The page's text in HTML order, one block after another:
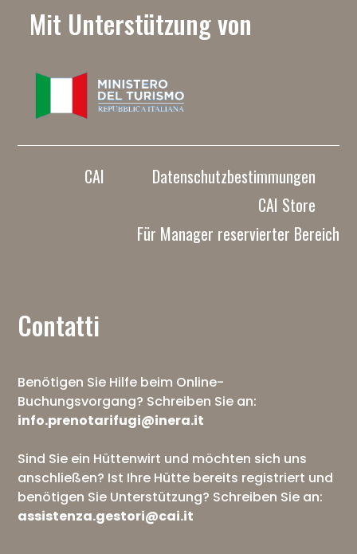
Mit Unterstützung von
CAI
Datenschutzbestimmungen
CAI Store
Für Manager reservierter Bereich
Contatti
Benötigen Sie Hilfe beim Online-
Buchungsvorgang? Schreiben Sie an:
info.prenotarifugi@inera.it
Sind Sie ein Hüttenwirt und möchten sich uns
anschließen? Ist Ihre Hütte bereits registriert und
benötigen Sie Unterstützung? Schreiben Sie an:
assistenza.gestori@cai.it